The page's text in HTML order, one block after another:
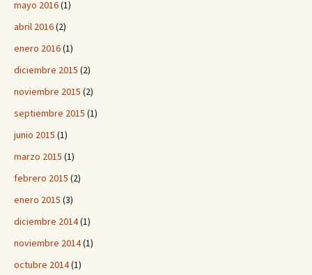
mayo 2016(1)
abril 2016(2)
enero 2016(1)
diciembre 2015 (2)
noviembre 2015 (2)
septiembre 2015 (1)
junio 2015 (1)
marzo 2015 (1)
febrero 2015 (2)
enero 2015 (3)
diciembre 2014(1)
noviembre 2014(1)
octubre 2014(1)